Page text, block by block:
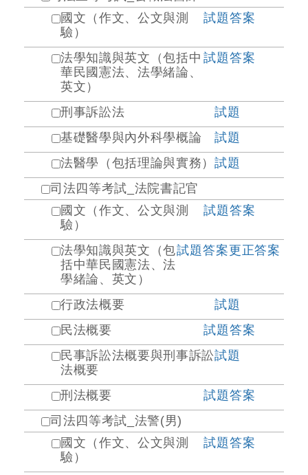
國文（作文、公文與測
驗）
試題答案
法學知識與英文（包括中
華民國憲法、法學緒論、
英文）
試題答案
刑事訴訟法
試題
基礎醫學與內外科學概論
試題
法醫學（包括理論與實務） 試題
司法四等考試_法院書記官
國文（作文、公文與測
驗）
試題答案
法學知識與英文（包
括中華民國憲法、法
學緒論、英文）
試題答案更正答案
行政法概要
試題
民法概要
試題答案
民事訴訟法概要與刑事訴訟
法概要
試題
刑法概要 試題答案
司法四等考試_法警(男)
國文（作文、公文與測
驗）
試題答案